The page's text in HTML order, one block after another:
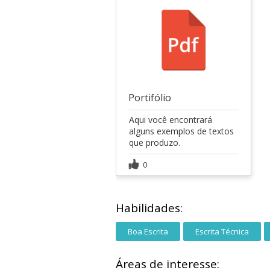
Portifólio
Aqui você encontrará
alguns exemplos de textos
que produzo.
0
Habilidades:
Boa Escrita Escrita Técnica
Áreas de interesse: